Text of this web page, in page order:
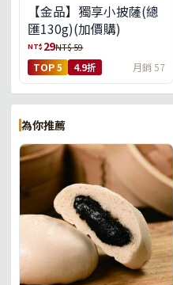
【金品】獨享小披薩(總
匯130g)(加價購)
NT$ 29NT$ 59
TOP 5 4.9折 月銷 57
為你推薦